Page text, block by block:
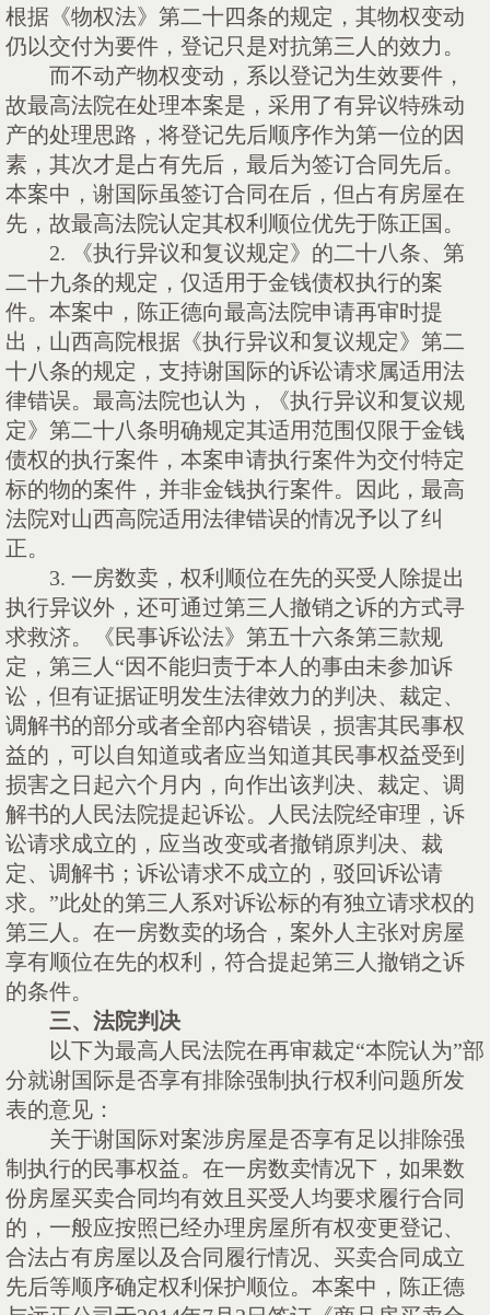
根据《物权法》第二十四条的规定，其物权变动
仍以交付为要件，登记只是对抗第三人的效力。
而不动产物权变动，系以登记为生效要件，
故最高法院在处理本案是，采用了有异议特殊动
产的处理思路，将登记先后顺序作为第一位的因
素，其次才是占有先后，最后为签订合同先后。
本案中，谢国际虽签订合同在后，但占有房屋在
先，故最高法院认定其权利顺位优先于陈正国。
2. 《执行异议和复议规定》的二十八条、第
二十九条的规定，仅适用于金钱债权执行的案
件。本案中，陈正德向最高法院申请再审时提
出，山西高院根据《执行异议和复议规定》第二
十八条的规定，支持谢国际的诉讼请求属适用法
律错误。最高法院也认为，《执行异议和复议规
定》第二十八条明确规定其适用范围仅限于金钱
债权的执行案件，本案申请执行案件为交付特定
标的物的案件，并非金钱执行案件。因此，最高
法院对山西高院适用法律错误的情况予以了纠
正。
3. 一房数卖，权利顺位在先的买受人除提出
执行异议外，还可通过第三人撤销之诉的方式寻
求救济。《民事诉讼法》第五十六条第三款规
定，第三人“因不能归责于本人的事由未参加诉
讼，但有证据证明发生法律效力的判决、裁定、
调解书的部分或者全部内容错误，损害其民事权
益的，可以自知道或者应当知道其民事权益受到
损害之日起六个月内，向作出该判决、裁定、调
解书的人民法院提起诉讼。人民法院经审理，诉
讼请求成立的，应当改变或者撤销原判决、裁
定、调解书；诉讼请求不成立的，驳回诉讼请
求。”此处的第三人系对诉讼标的有独立请求权的
第三人。在一房数卖的场合，案外人主张对房屋
享有顺位在先的权利，符合提起第三人撤销之诉
的条件。
三、 法院判决
以下为最高人民法院在再审裁定“本院认为”部
分就谢国际是否享有排除强制执行权利问题所发
表的意见：
关于谢国际对案涉房屋是否享有足以排除强
制执行的民事权益。在一房数卖情况下，如果数
份房屋买卖合同均有效且买受人均要求履行合同
的，一般应按照已经办理房屋所有权变更登记、
合法占有房屋以及合同履行情况、买卖合同成立
先后等顺序确定权利保护顺位。本案中，陈正德